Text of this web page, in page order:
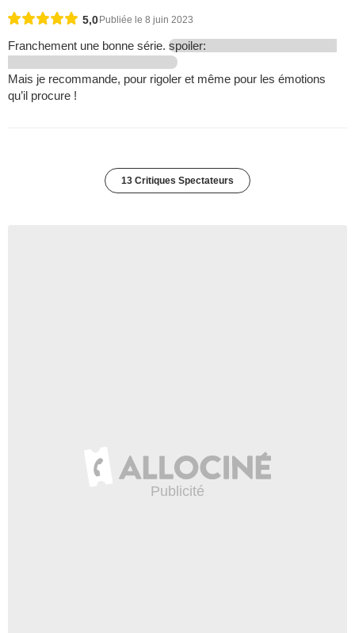
5,0 Publiée le 8 juin 2023
Franchement une bonne série. spoiler:
Mais je recommande, pour rigoler et même pour les émotions
qu’il procure !
13 Critiques Spectateurs